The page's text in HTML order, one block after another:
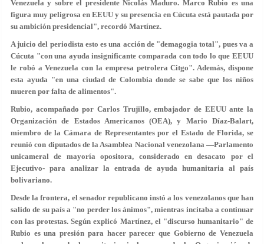
Venezuela y sobre el presidente Nicolás Maduro. Marco Rubio es una
figura muy peligrosa en EEUU y su presencia en Cúcuta está pautada por
su ambición presidencial", recordó Martínez.
A juicio del periodista esto es una acción de "demagogia total", pues va a
Cúcuta "con una ayuda insignificante comparada con todo lo que EEUU
le robó a Venezuela con la empresa petrolera Citgo". Además, dispone
esta ayuda "en una ciudad de Colombia donde se sabe que los niños
mueren por falta de alimentos".
Rubio, acompañado por Carlos Trujillo, embajador de EEUU ante la
Organización de Estados Americanos (OEA), y Mario Díaz-Balart,
miembro de la Cámara de Representantes por el Estado de Florida, se
reunió con diputados de la Asamblea Nacional venezolana —Parlamento
unicameral de mayoría opositora, considerado en desacato por el
Ejecutivo- para analizar la entrada de ayuda humanitaria al país
bolivariano.
Desde la frontera, el senador republicano instó a los venezolanos que han
salido de su país a "no perder los ánimos", mientras incitaba a continuar
con las protestas. Según explicó Martínez, el "discurso humanitario" de
Rubio es una presión para hacer parecer que Gobierno de Venezuela